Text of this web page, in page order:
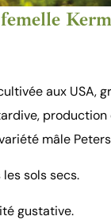
aux USA,
mâle
sols secs.
gustative.